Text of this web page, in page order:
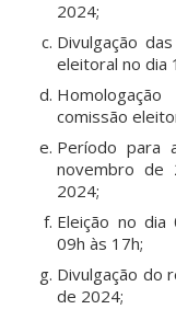
2024;
Divulgação
eleitoral no dia
comissão
Período para
novembro de
2024;
Eleição no
09h às 17h;
Divulgação do
de 2024;